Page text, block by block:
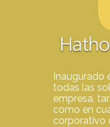
Inaugurado
todas las
empresa,
como en
corporativo